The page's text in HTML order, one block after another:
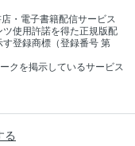
・電子書籍配信サービス
使用許諾を得た正規版配
登録商標（登録番号 第
クを掲示しているサービス
る